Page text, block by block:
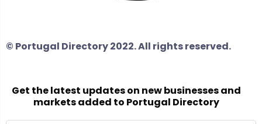
© Portugal Directory 2022. All rights reserved.
Get the latest updates on new businesses and
markets added to Portugal Directory